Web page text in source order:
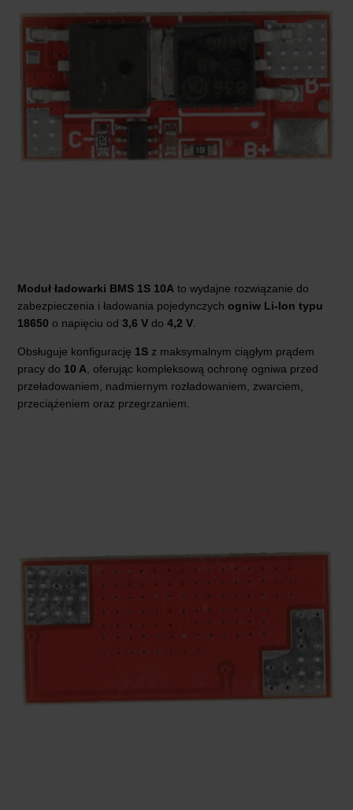
Moduł ładowarki BMS 1S 10A to wydajne rozwiązanie do
zabezpieczenia i ładowania pojedynczych ogniw Li-Ion typu
18650 o napięciu od 3,6 V do 4,2 V
Obsługuje konfigurację 1S z maksymalnym ciągłym prądem
pracy do 10 A , oferując kompleksową ochronę ogniwa przed
przeładowaniem, nadmiernym rozładowaniem, zwarciem,
przeciążeniem oraz przegrzaniem.